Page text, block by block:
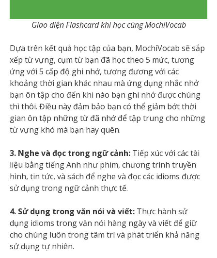
Giao diện Flashcard khi học cùng MochiVocab
Dựa trên kết quả học tập của bạn, MochiVocab sẽ sắp
xếp từ vựng, cụm từ bạn đã học theo 5 mức, tương
ứng với 5 cấp độ ghi nhớ, tương đương với các
khoảng thời gian khác nhau mà ứng dụng nhắc nhở
bạn ôn tập cho đến khi nào bạn ghi nhớ được chúng
thì thôi. Điều này đảm bảo bạn có thể giảm bớt thời
gian ôn tập những từ đã nhớ để tập trung cho những
từ vựng khó mà bạn hay quên.
3. Nghe và đọc trong ngữ cảnh: Tiếp xúc với các tài
liệu bằng tiếng Anh như phim, chương trình truyền
hình, tin tức, và sách để nghe và đọc các idioms được
sử dụng trong ngữ cảnh thực tế.
4. Sử dụng trong văn nói và viết: Thực hành sử
dụng idioms trong văn nói hàng ngày và viết để giữ
cho chúng luôn trong tâm trí và phát triển khả năng
sử dụng tự nhiên.